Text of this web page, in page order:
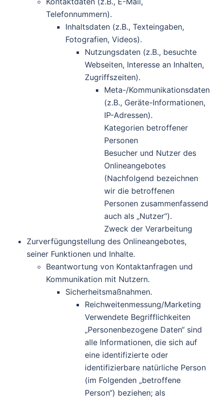
Telefonnummern).
Inhaltsdaten (z.B., Texteingaben,
Fotografien, Videos).
Nutzungsdaten (z.B., besuchte
Webseiten, Interesse an Inhalten,
Zugriffszeiten).
Meta-/Kommunikationsdaten
(z.B., Geräte-Informationen,
IP-Adressen).
Kategorien betroffener
Personen
Besucher und Nutzer des
Onlineangebotes
(Nachfolgend bezeichnen
wir die betroffenen
Personen zusammenfassend
auch als „Nutzer“).
Zweck der Verarbeitung
Zurverfügungstellung des Onlineangebotes,
seiner Funktionen und Inhalte.
Beantwortung von Kontaktanfragen und
Kommunikation mit Nutzern.
Sicherheitsmaßnahmen.
Reichweitenmessung/Marketing
Verwendete Begrifflichkeiten
„Personenbezogene Daten“ sind
alle Informationen, die sich auf
eine identifizierte oder
identifizierbare natürliche Person
(im Folgenden „betroffene
Person“) beziehen; als